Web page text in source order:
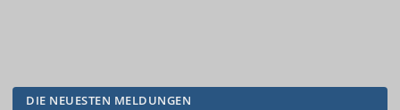
DIE NEUESTEN MELDUNGEN